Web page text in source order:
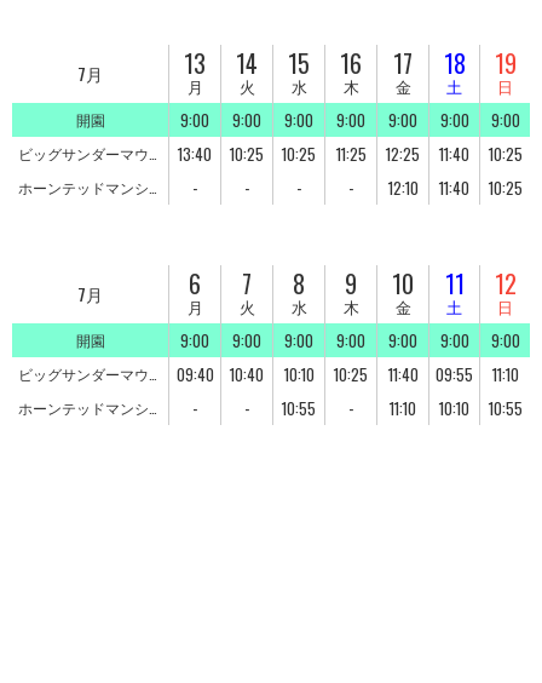
7月 13
月
14
火
15
水
16
木
17
金
18
土
19
日
開園 9:00 9:00 9:00 9:00 9:00 9:00 9:00
ビッグサンダーマウン 13:40 10:25 10:25 11:25 12:25 11:40 10:25
ホーンテッドマンショ - - - - 12:10 11:40 10:25
7月 6
月
7
火
8
水
9
木
10
金
11
土
12
日
開園 9:00 9:00 9:00 9:00 9:00 9:00 9:00
ビッグサンダーマウン 09:40 10:40 10:10 10:25 11:40 09:55 11:10
ホーンテッドマンショ - - 10:55 - 11:10 10:10 10:55